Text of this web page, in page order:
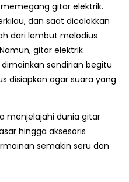
gitar elektrik.
dan saat dicolokkan
dari lembut melodius
gitar elektrik
sendirian begitu
disiapkan agar suara yang
menjelajahi dunia gitar
hingga aksesoris
semakin seru dan